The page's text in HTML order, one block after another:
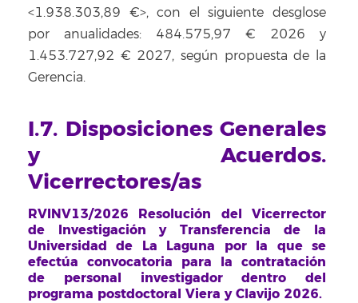
<1.938.303,89 €>, con el siguiente desglose
por anualidades: 484.575,97 € 2026 y
1.453.727,92 € 2027, según propuesta de la
Gerencia.
I.7. Disposiciones Generales
y Acuerdos.
Vicerrectores/as
RVINV13/2026 Resolución del Vicerrector
de Investigación y Transferencia de la
Universidad de La Laguna por la que se
efectúa convocatoria para la contratación
de personal investigador dentro del
programa postdoctoral Viera y Clavijo 2026.